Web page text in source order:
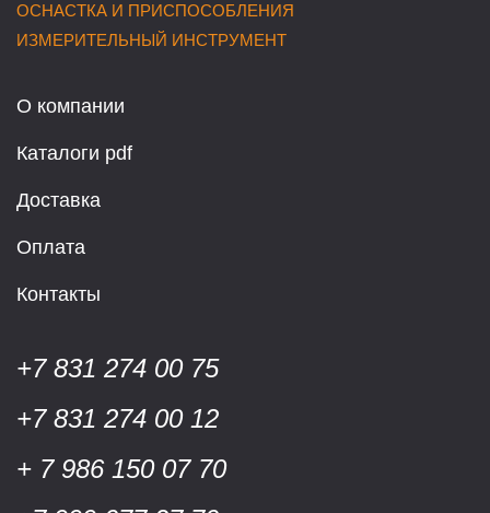
ОСНАСТКА И ПРИСПОСОБЛЕНИЯ
ИЗМЕРИТЕЛЬНЫЙ ИНСТРУМЕНТ
О компании
Каталоги pdf
Доставка
Оплата
Контакты
+7 831 274 00 75
+7 831 274 00 12
+ 7 986 150 07 70